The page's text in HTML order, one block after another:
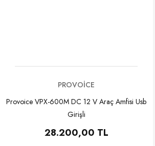
PROVOICE
Provoice VPX-600M DC 12 V Araç Amfisi Usb
Girişli
28.200,00 TL